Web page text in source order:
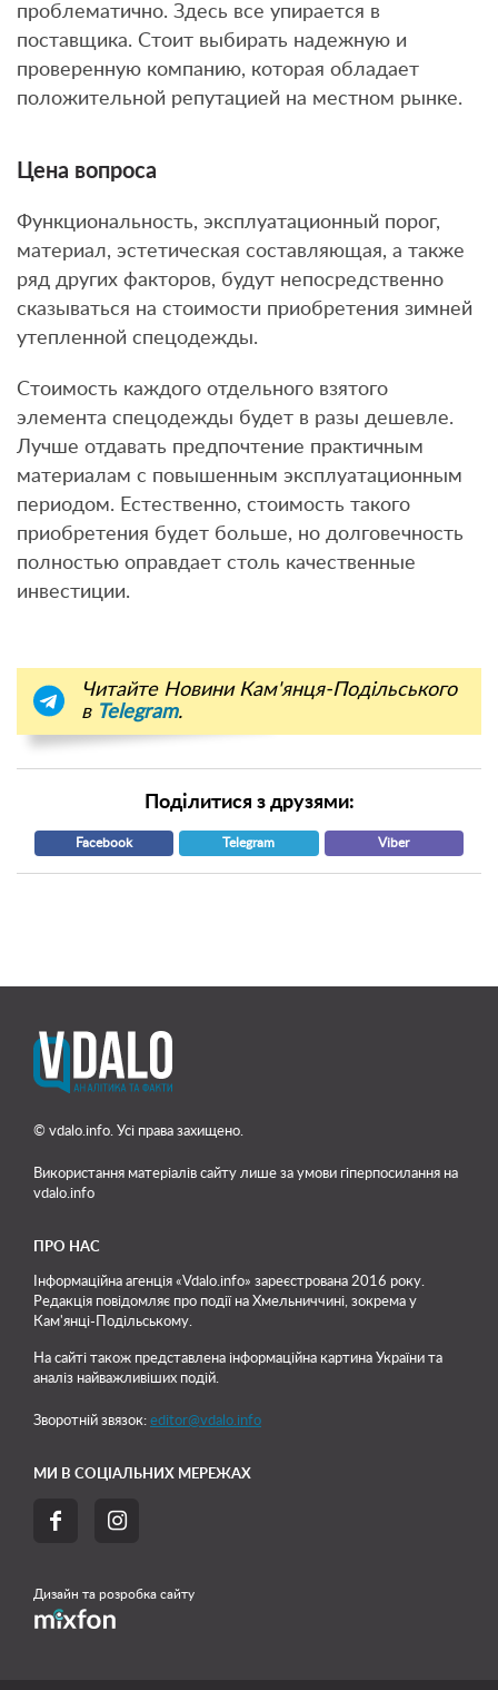
проблематично. Здесь все упирается в
поставщика. Стоит выбирать надежную и
проверенную компанию, которая обладает
положительной репутацией на местном рынке.
Цена вопроса
Функциональность, эксплуатационный порог,
материал, эстетическая составляющая, а также
ряд других факторов, будут непосредственно
сказываться на стоимости приобретения зимней
утепленной спецодежды.
Стоимость каждого отдельного взятого
элемента спецодежды будет в разы дешевле.
Лучше отдавать предпочтение практичным
материалам с повышенным эксплуатационным
периодом. Естественно, стоимость такого
приобретения будет больше, но долговечность
полностью оправдает столь качественные
инвестиции.
Читайте Новини Кам'янця-Подільського
в Telegram.
Поділитися з друзями:
Facebook Telegram Viber
© vdalo.info. Усі права захищено.
Використання матеріалів сайту лише за умови гіперпосилання на
vdalo.info
ПРО НАС
Інформаційна агенція «Vdalo.info» зареєстрована 2016 року.
Редакція повідомляє про події на Хмельниччині, зокрема у
Кам'янці-Подільському.
На сайті також представлена інформаційна картина України та
аналіз найважливіших подій.
Зворотній звязок: editor@vdalo.info
МИ В СОЦІАЛЬНИХ МЕРЕЖАХ
 
Дизайн та розробка сайту